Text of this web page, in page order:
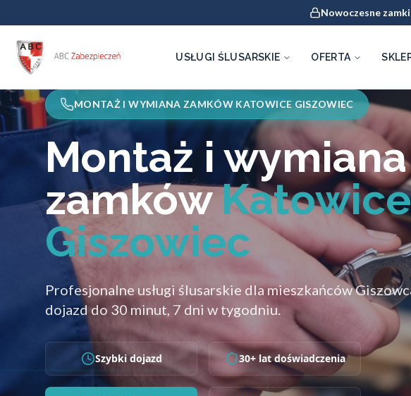
Nowoczesne zamki
USŁUGI ŚLUSARSKIE OFERTA
MONTAŻ I WYMIANA ZAMKÓW KATOWICE GISZOWIEC
Montaż i wymiana
zamkówKatowice
Giszowiec
Profesjonalne usługi ślusarskie dla mieszkańców
dojazd do 30 minut, 7 dni w tygodniu.
Szybki dojazd 30+ lat doświadczenia